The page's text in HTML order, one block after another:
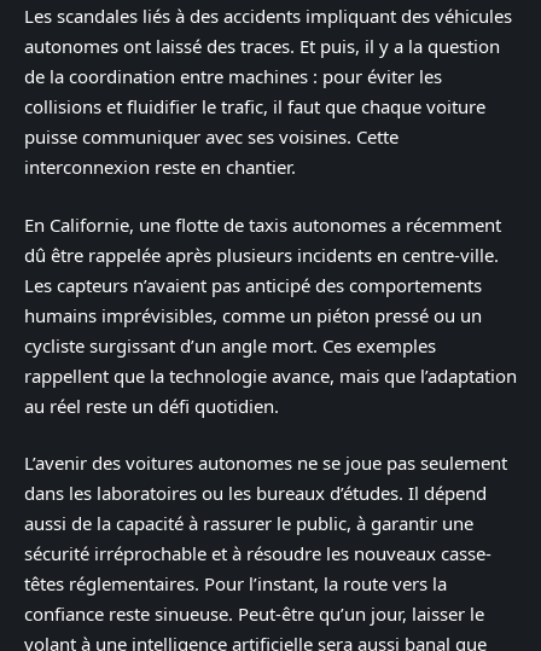
Les scandales liés à des accidents impliquant des véhicules
autonomes ont laissé des traces. Et puis, il y a la question
de la coordination entre machines : pour éviter les
collisions et fluidifier le trafic, il faut que chaque voiture
puisse communiquer avec ses voisines. Cette
interconnexion reste en chantier.
En Californie, une flotte de taxis autonomes a récemment
dû être rappelée après plusieurs incidents en centre-ville.
Les capteurs n’avaient pas anticipé des comportements
humains imprévisibles, comme un piéton pressé ou un
cycliste surgissant d’un angle mort. Ces exemples
rappellent que la technologie avance, mais que l’adaptation
au réel reste un défi quotidien.
L’avenir des voitures autonomes ne se joue pas seulement
dans les laboratoires ou les bureaux d’études. Il dépend
aussi de la capacité à rassurer le public, à garantir une
sécurité irréprochable et à résoudre les nouveaux casse-
têtes réglementaires. Pour l’instant, la route vers la
confiance reste sinueuse. Peut-être qu’un jour, laisser le
volant à une intelligence artificielle sera aussi banal que